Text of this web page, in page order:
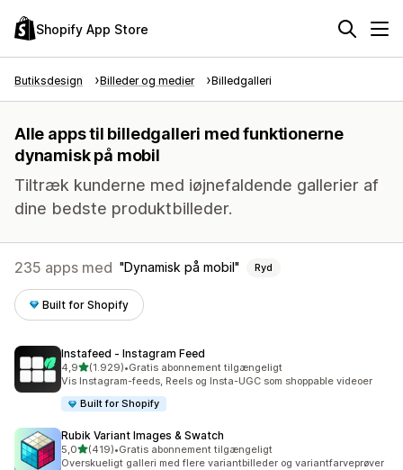
Shopify App Store
Butiksdesign Billeder og medier Billedgalleri
Alle apps til billedgalleri med funktionerne
dynamisk på mobil
Tiltræk kunderne med iøjnefaldende gallerier af
dine bedste produktbilleder.
235 apps med Dynamisk på mobil Ryd
Built for Shopify
Instafeed ‑ Instagram Feed
4,9ud af 5 stjerner
(1.929)
1929 anmeldelser i alt
•Gratis abonnement tilgængeligt
Vis Instagram-feeds, Reels og Insta-UGC som shoppable videoer
Built for Shopify
Rubik Variant Images & Swatch
5,0ud af 5 stjerner
(419)
419 anmeldelser i alt
•Gratis abonnement tilgængeligt
Overskueligt galleri med flere variantbilleder og variantfarveprøver